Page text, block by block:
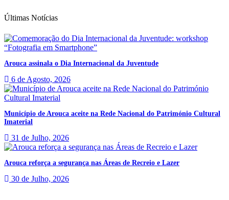
Últimas Notícias
Arouca assinala o Dia Internacional da Juventude
6 de Agosto, 2026
Município de Arouca aceite na Rede Nacional do Património Cultural
Imaterial
31 de Julho, 2026
Arouca reforça a segurança nas Áreas de Recreio e Lazer
30 de Julho, 2026